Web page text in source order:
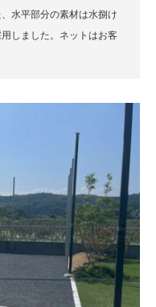
水平部分の素材は水捌け
しました。ネットはお客